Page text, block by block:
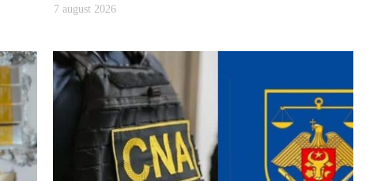
7 august 2026